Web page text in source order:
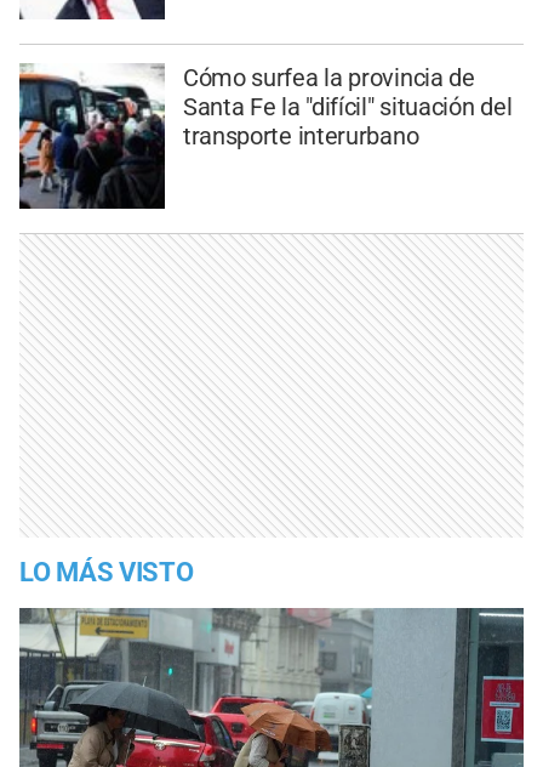
Cómo surfea la provincia de
Santa Fe la "difícil" situación del
transporte interurbano
LO MÁS VISTO